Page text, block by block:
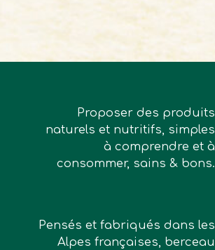
Proposer des produits
naturels et nutritifs, simples
à comprendre et à
consommer, sains & bons.
Pensés et fabriqués dans les
Alpes françaises, berceau